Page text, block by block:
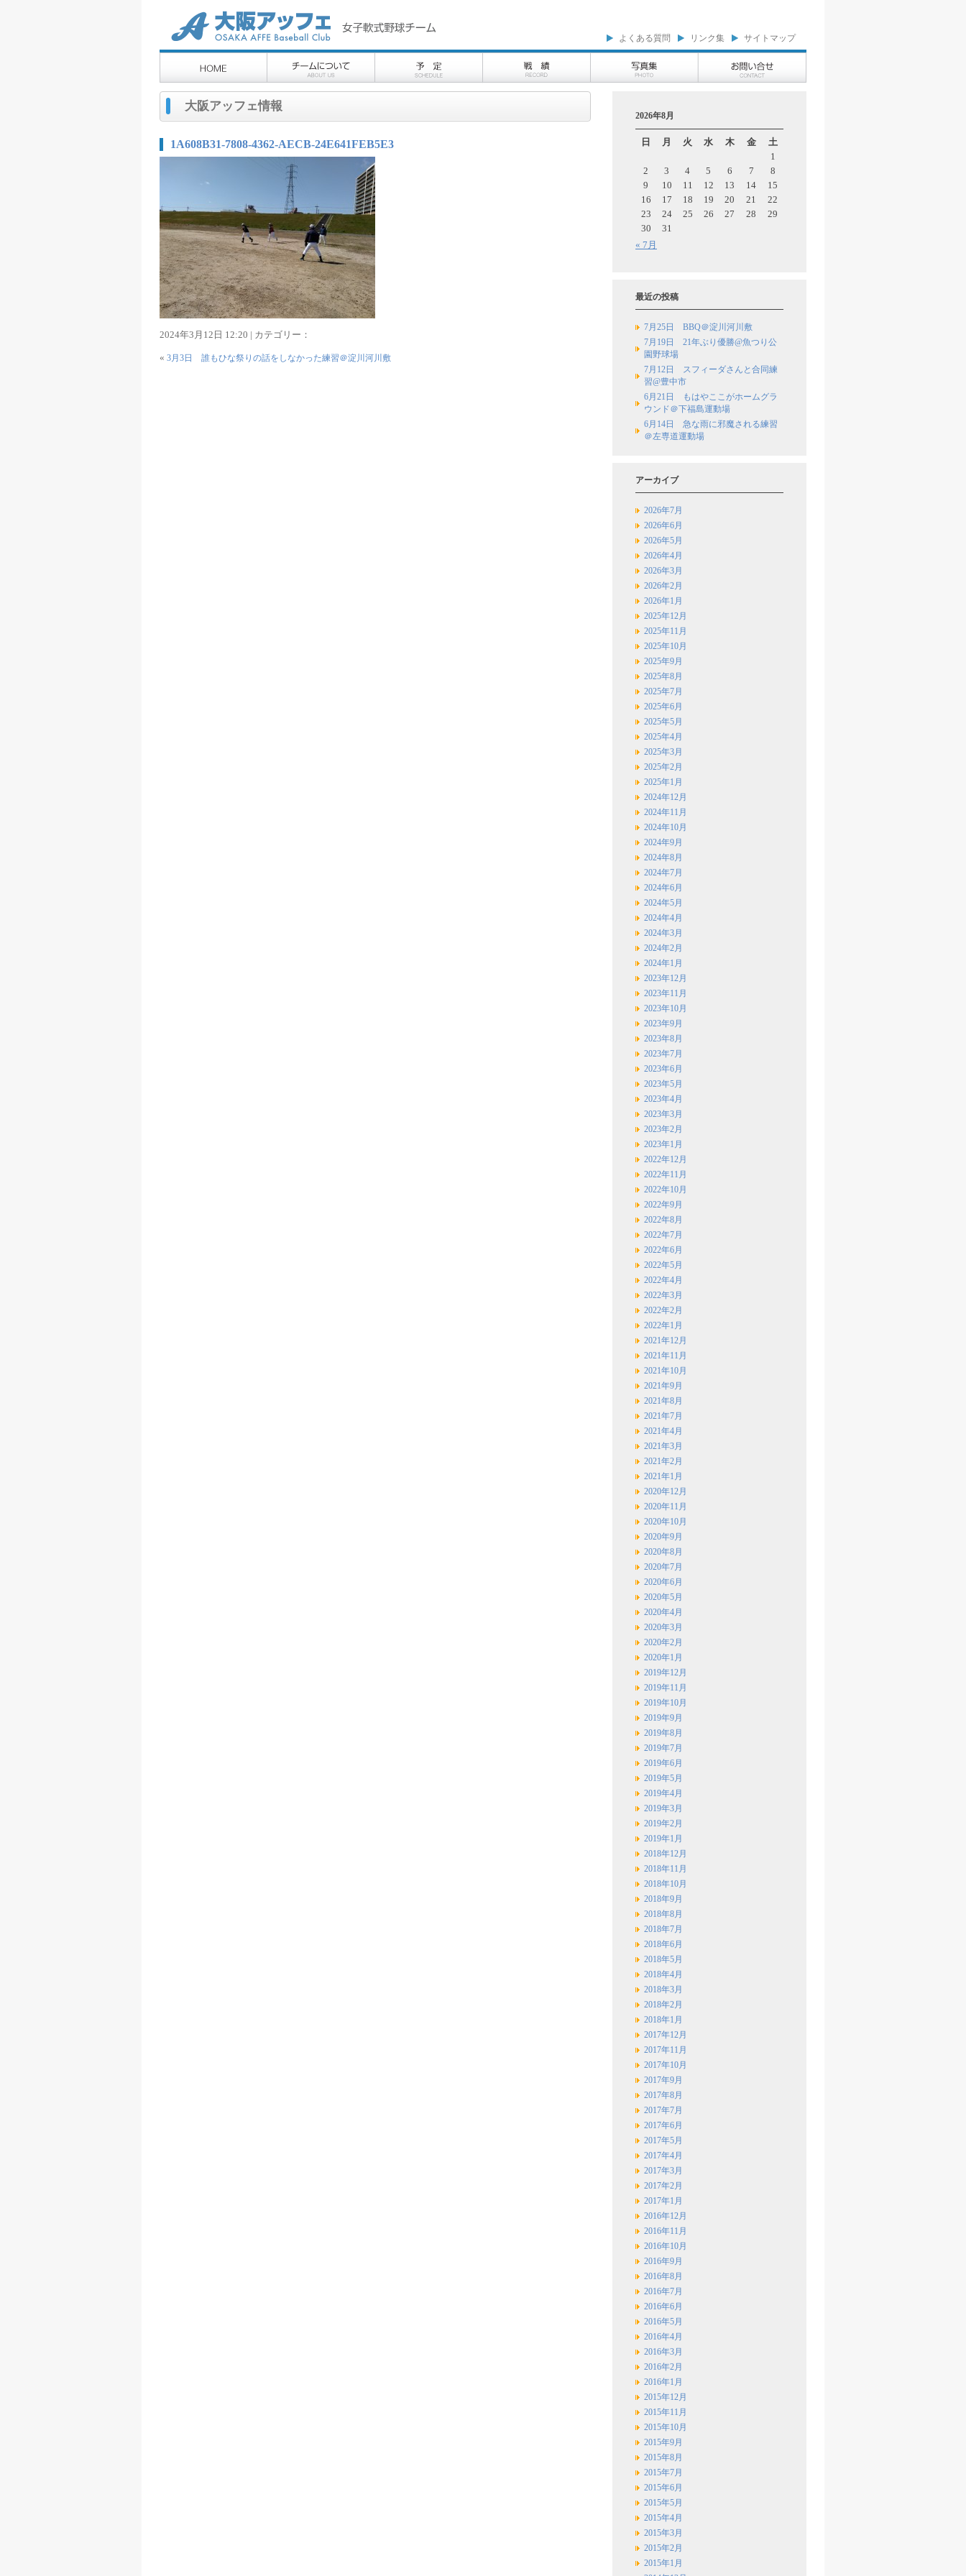
よくある質問 リンク集 サイトマップ
大阪アッフェ情報
1A608B31-7808-4362-AECB-24E641FEB5E3
2024年3月12日 12:20 | カテゴリー：
« 3月3日 誰もひな祭りの話をしなかった練習＠淀川河川敷
2026年8月
日 月 火 水 木 金 土
« 7月
1
2
3 4 5 6 7
8
9
10 11 12 13 14
15
16
17 18 19 20 21
22
23
24 25 26 27 28
29
30
31
最近の投稿
7月25日 BBQ＠淀川河川敷
7月19日 21年ぶり優勝@魚つり公
園野球場
7月12日 スフィーダさんと合同練
習@豊中市
6月21日 もはやここがホームグラ
ウンド＠下福島運動場
6月14日 急な雨に邪魔される練習
＠左専道運動場
アーカイブ
2026年7月
2026年6月
2026年5月
2026年4月
2026年3月
2026年2月
2026年1月
2025年12月
2025年11月
2025年10月
2025年9月
2025年8月
2025年7月
2025年6月
2025年5月
2025年4月
2025年3月
2025年2月
2025年1月
2024年12月
2024年11月
2024年10月
2024年9月
2024年8月
2024年7月
2024年6月
2024年5月
2024年4月
2024年3月
2024年2月
2024年1月
2023年12月
2023年11月
2023年10月
2023年9月
2023年8月
2023年7月
2023年6月
2023年5月
2023年4月
2023年3月
2023年2月
2023年1月
2022年12月
2022年11月
2022年10月
2022年9月
2022年8月
2022年7月
2022年6月
2022年5月
2022年4月
2022年3月
2022年2月
2022年1月
2021年12月
2021年11月
2021年10月
2021年9月
2021年8月
2021年7月
2021年4月
2021年3月
2021年2月
2021年1月
2020年12月
2020年11月
2020年10月
2020年9月
2020年8月
2020年7月
2020年6月
2020年5月
2020年4月
2020年3月
2020年2月
2020年1月
2019年12月
2019年11月
2019年10月
2019年9月
2019年8月
2019年7月
2019年6月
2019年5月
2019年4月
2019年3月
2019年2月
2019年1月
2018年12月
2018年11月
2018年10月
2018年9月
2018年8月
2018年7月
2018年6月
2018年5月
2018年4月
2018年3月
2018年2月
2018年1月
2017年12月
2017年11月
2017年10月
2017年9月
2017年8月
2017年7月
2017年6月
2017年5月
2017年4月
2017年3月
2017年2月
2017年1月
2016年12月
2016年11月
2016年10月
2016年9月
2016年8月
2016年7月
2016年6月
2016年5月
2016年4月
2016年3月
2016年2月
2016年1月
2015年12月
2015年11月
2015年10月
2015年9月
2015年8月
2015年7月
2015年6月
2015年5月
2015年4月
2015年3月
2015年2月
2015年1月